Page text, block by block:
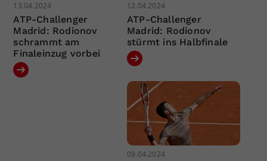
13.04.2024
ATP-Challenger
Madrid: Rodionov
schrammt am
Finaleinzug vorbei
12.04.2024
ATP-Challenger
Madrid: Rodionov
stürmt ins Halbfinale
09.04.2024